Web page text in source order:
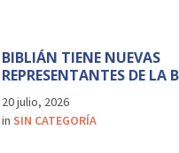
BIBLIÁN TIENE NUEVAS
REPRESENTANTES DE LA
20 julio, 2026
in SIN CATEGORÍA